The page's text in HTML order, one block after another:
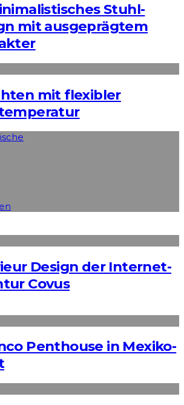
Stuhl-
mit ausgeprägtem
mit flexibler
Design der Internet-
Covus
Penthouse in Mexiko-